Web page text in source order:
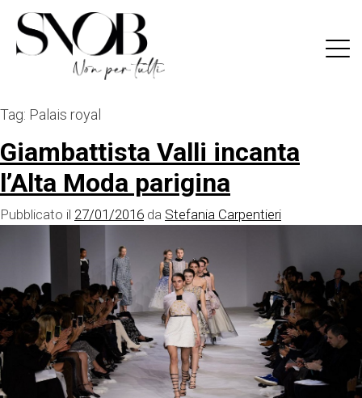
content
Tag: Palais royal
Giambattista Valli incanta
l’Alta Moda parigina
Pubblicato il 27/01/2016 da Stefania Carpentieri